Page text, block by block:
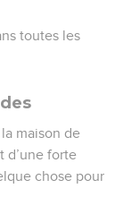
toutes les
maison de
d’une forte
chose pour